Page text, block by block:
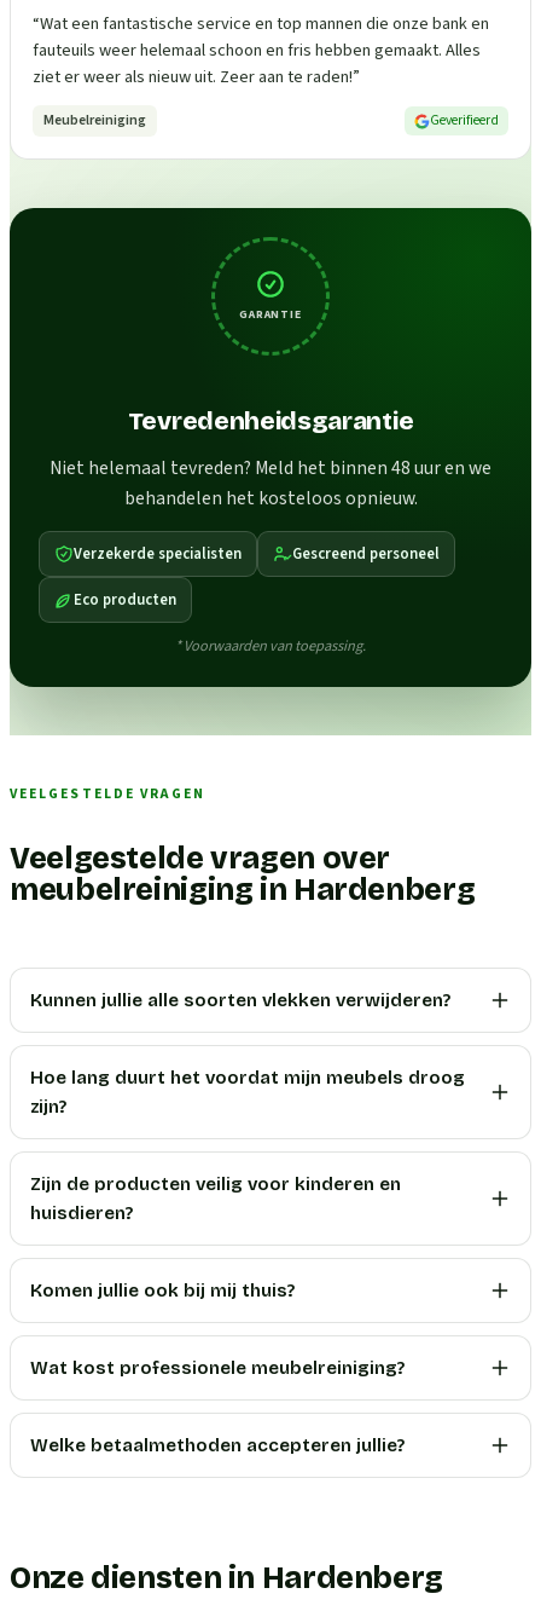
“Wat een fantastische service en top mannen die onze bank en
fauteuils weer helemaal schoon en fris hebben gemaakt. Alles
ziet er weer als nieuw uit. Zeer aan te raden!”
Meubelreiniging Geverifieerd
GARANTIE
Tevredenheidsgarantie
Niet helemaal tevreden? Meld het binnen 48 uur en we
behandelen het kosteloos opnieuw.
Verzekerde specialisten Gescreend personeel
Eco producten
* Voorwaarden van toepassing.
VEELGESTELDE VRAGEN
Veelgestelde vragen over
meubelreiniging in Hardenberg
Kunnen jullie alle soorten vlekken verwijderen?
Hoe lang duurt het voordat mijn meubels droog
zijn?
Zijn de producten veilig voor kinderen en
huisdieren?
Komen jullie ook bij mij thuis?
Wat kost professionele meubelreiniging?
Welke betaalmethoden accepteren jullie?
Onze diensten in Hardenberg